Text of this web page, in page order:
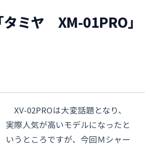
ミヤ XM-01PRO」
XV-02PROは大変話題となり、
実際人気が高いモデルになったと
いうところですが、今回Ｍシャー